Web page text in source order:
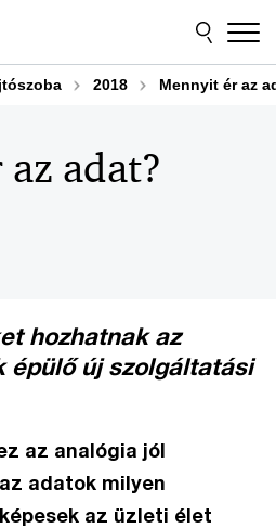
2018 Mennyit ér az
adat?
hozhatnak az
épülő új szolgáltatási
az analógia jól
adatok milyen
az üzleti élet